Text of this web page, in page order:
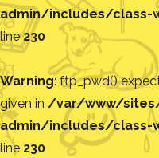
admin/includes/class-
line230
Warning: ftp_pwd()
given in /var/www/
admin/includes/class-
line 230